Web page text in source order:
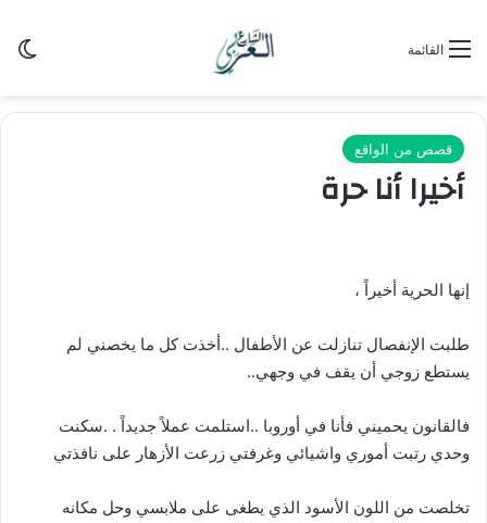
القائمة
قصص من الواقع
أخيرا أنا حرة
إنها الحرية أخيراً ،
طلبت الإنفصال تنازلت عن الأطفال ..أخذت كل ما يخصني لم
يستطع زوجي أن يقف في وجهي..
فالقانون يحميني فأنا في أوروبا ..استلمت عملاً جديداً . .سكنت
وحدي رتبت أموري واشيائي وغرفتي زرعت الأزهار على نافذتي
تخلصت من اللون الأسود الذي يطغى على ملابسي وحل مكانه